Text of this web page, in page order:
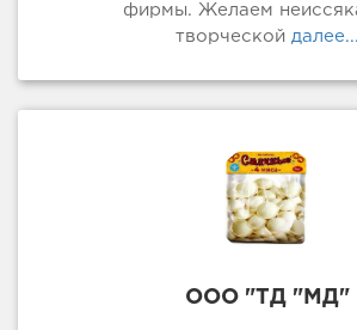
фирмы. Желаем
творческой далее...
ООО "ТД "МД"